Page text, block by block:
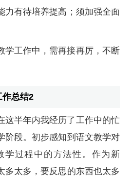
力有待培养提高；须加强全面
学工作中，需再接再厉，不断
作总结2
这半年内我经历了工作中的忙
阶段。初步感知到语文教学对
学过程中的方法性。作为新
多太多，要反思的东西也太多